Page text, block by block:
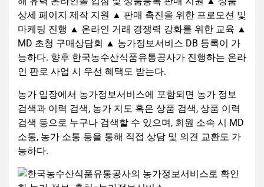
상세 페이지 제작 지원 ▲ 판매 촉진을 위한 프로모션 및
마케팅 진행 ▲ 온라인 거래 경쟁력 강화를 위한 교육 ▲
MD 초청 구매상담회 ▲ 농가정보서비스 DB 등록이 가
능하다. 향후 한국농수산식품유통공사가 진행하는 온라
인 판로 사업 시 우선 혜택도 받는다.
농가 입장에서 농가정보서비스에 포함되면 농가 정보
검색과 이력 검색, 농가 지도 혹은 상품 검색, 상품 이력
검색 등으로 누구나 검색할 수 있으며, 회원 소속 시 MD
소통, 농가 소통 등을 통해 직접 상담 및 의견 교환도 가
능하다.